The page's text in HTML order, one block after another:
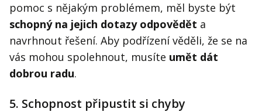
pomoc s nějakým problémem, měl byste být
schopný na jejich dotazy odpovědět a
navrhnout řešení. Aby podřízení věděli, že se na
vás mohou spolehnout, musíte umět dát
dobrou radu.
5. Schopnost připustit si chyby